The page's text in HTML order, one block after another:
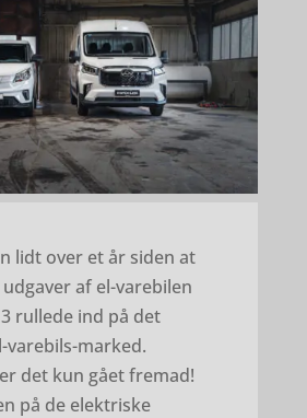
lidt over et år siden at
af el-varebilen
rullede ind på det
varebils-marked.
det kun gået fremad!
på de elektriske